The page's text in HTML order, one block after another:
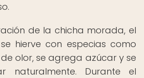
de la chicha morada, el
hierve con especias como
olor, se agrega azúcar y se
naturalmente. Durante el